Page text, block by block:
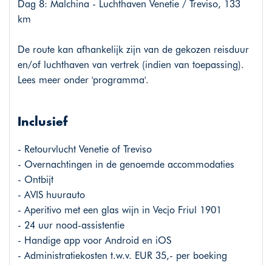
Dag 8: Malchina - Luchthaven Venetie / Treviso, 133
km
De route kan afhankelijk zijn van de gekozen reisduur
en/of luchthaven van vertrek (indien van toepassing).
Lees meer onder 'programma'.
Inclusief
- Retourvlucht Venetie of Treviso
- Overnachtingen in de genoemde accommodaties
- Ontbijt
- AVIS huurauto
- Aperitivo met een glas wijn in Vecjo Friul 1901
- 24 uur nood-assistentie
- Handige app voor Android en iOS
- Administratiekosten t.w.v. EUR 35,- per boeking